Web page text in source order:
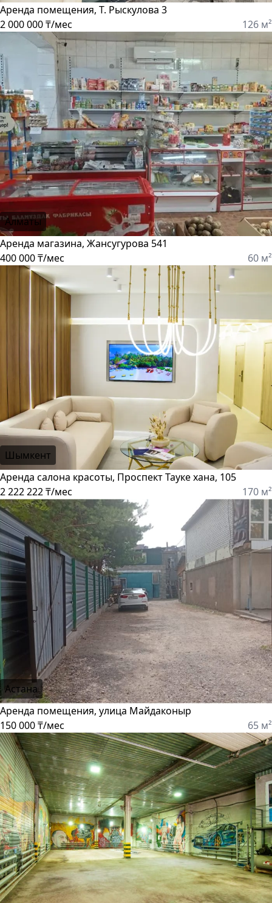
Аренда помещения, Т. Рыскулова 3
2 000 000 ₸/мес
126 м²
Алматы
Аренда магазина, Жансугурова 541
400 000 ₸/мес
60 м²
Шымкент
Аренда салона красоты, Проспект Тауке хана, 105
2 222 222 ₸/мес
170 м²
Астана
Аренда помещения, улица Майдаконыр
150 000 ₸/мес
65 м²